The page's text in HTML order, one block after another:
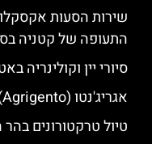
שירות הסעות
התעופה של קטניה
סיורי יין וקולינריה
אגריג'נטו (Agrigento) – מדריך מקיף למטיילים
טיול טרקטורונים